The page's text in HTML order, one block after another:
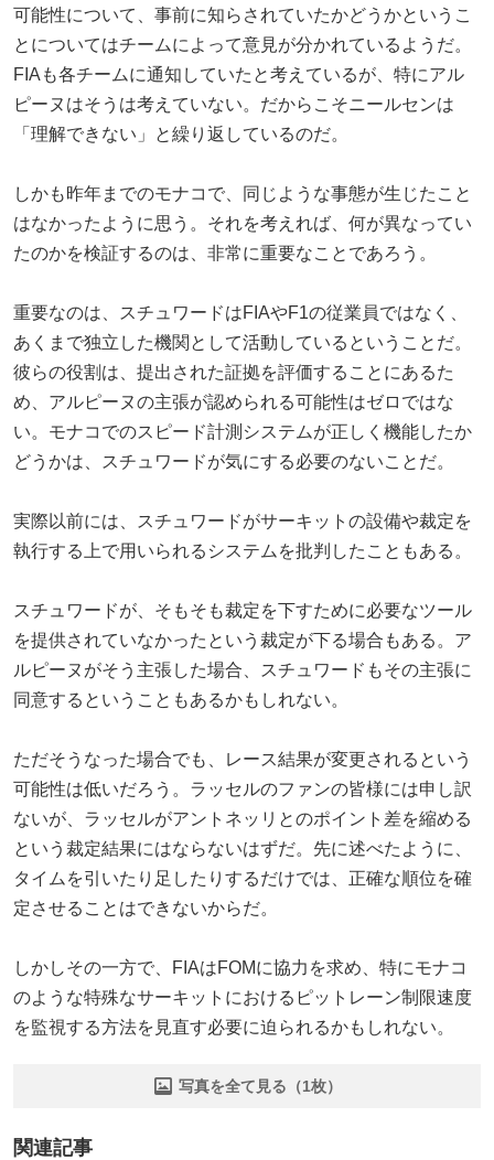
可能性について、事前に知らされていたかどうかというこ
とについてはチームによって意見が分かれているようだ。
FIAも各チームに通知していたと考えているが、特にアル
ピーヌはそうは考えていない。だからこそニールセンは
「理解できない」と繰り返しているのだ。
しかも昨年までのモナコで、同じような事態が生じたこと
はなかったように思う。それを考えれば、何が異なってい
たのかを検証するのは、非常に重要なことであろう。
重要なのは、スチュワードはFIAやF1の従業員ではなく、
あくまで独立した機関として活動しているということだ。
彼らの役割は、提出された証拠を評価することにあるた
め、アルピーヌの主張が認められる可能性はゼロではな
い。モナコでのスピード計測システムが正しく機能したか
どうかは、スチュワードが気にする必要のないことだ。
実際以前には、スチュワードがサーキットの設備や裁定を
執行する上で用いられるシステムを批判したこともある。
スチュワードが、そもそも裁定を下すために必要なツール
を提供されていなかったという裁定が下る場合もある。ア
ルピーヌがそう主張した場合、スチュワードもその主張に
同意するということもあるかもしれない。
ただそうなった場合でも、レース結果が変更されるという
可能性は低いだろう。ラッセルのファンの皆様には申し訳
ないが、ラッセルがアントネッリとのポイント差を縮める
という裁定結果にはならないはずだ。先に述べたように、
タイムを引いたり足したりするだけでは、正確な順位を確
定させることはできないからだ。
しかしその一方で、FIAはFOMに協力を求め、特にモナコ
のような特殊なサーキットにおけるピットレーン制限速度
を監視する方法を見直す必要に迫られるかもしれない。
写真を全て見る（1枚）
関連記事